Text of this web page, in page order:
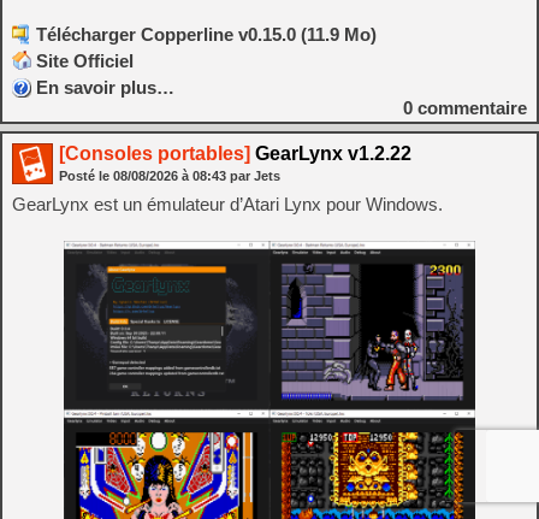
Télécharger Copperline v0.15.0 (11.9 Mo)
Site Officiel
En savoir plus…
0 commentaire
[Consoles portables] GearLynx v1.2.22
Posté le 08/08/2026 à 08:43 par Jets
GearLynx est un émulateur d’Atari Lynx pour Windows.